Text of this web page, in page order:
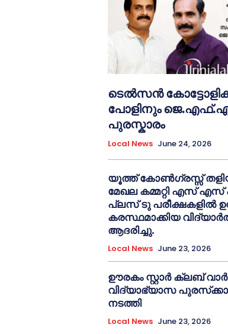
ടെൽസൻ
പോളിനും
പുരസ്കാരം
Local News June 24, 2026
യൂത്ത് കോൺഗ്രസ്സ്
മേഖല കമ്മറ്റി എസ്
പ്ലസ് ടു പരീക്ഷകളിൽ
കരസ്ഥമാക്കിയ
ആദരിച്ചു.
Local News June 23, 2026
ഊരകം സ്റ്റാർ ക്ലബ്
വിദ്യാഭ്യാസ
നടത്തി
Local News June 23, 2026